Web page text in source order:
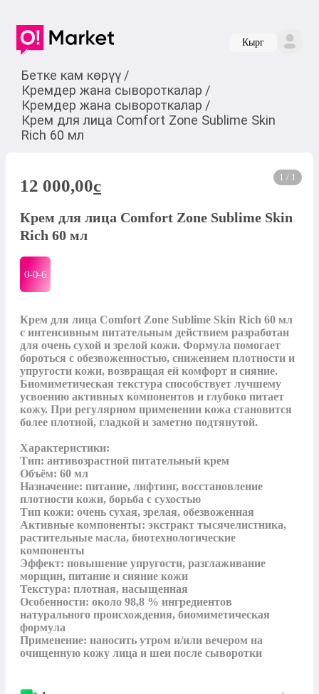
Кырг
Бетке кам көрүү /
Кремдер жана сывороткалар /
Кремдер жана сывороткалар /
Крем для лица Comfort Zone Sublime Skin
Rich 60 мл
1 / 1
12 000,00c
Крем для лица Comfort Zone Sublime Skin
Rich 60 мл
0-0-6
Крем для лица Comfort Zone Sublime Skin Rich 60 мл
с интенсивным питательным действием разработан
для очень сухой и зрелой кожи. Формула помогает
бороться с обезвоженностью, снижением плотности и
упругости кожи, возвращая ей комфорт и сияние.
Биомиметическая текстура способствует лучшему
усвоению активных компонентов и глубоко питает
кожу. При регулярном применении кожа становится
более плотной, гладкой и заметно подтянутой.
Характеристики:
Тип: антивозрастной питательный крем
Объём: 60 мл
Назначение: питание, лифтинг, восстановление
плотности кожи, борьба с сухостью
Тип кожи: очень сухая, зрелая, обезвоженная
Активные компоненты: экстракт тысячелистника,
растительные масла, биотехнологические
компоненты
Эффект: повышение упругости, разглаживание
морщин, питание и сияние кожи
Текстура: плотная, насыщенная
Особенности: около 98,8 % ингредиентов
натурального происхождения, биомиметическая
формула
Применение: наносить утром и/или вечером на
очищенную кожу лица и шеи после сыворотки